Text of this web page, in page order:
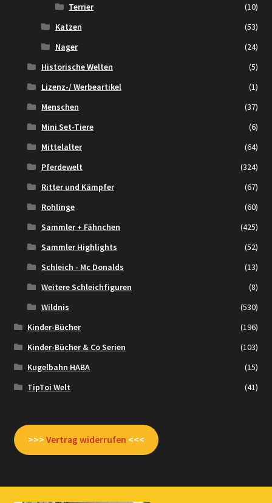
Terrier
(10)
Katzen
(53)
Nager
(24)
Historische Welten
(5)
Lizenz-/ Werbeartikel
(1)
Menschen
(37)
Mini Set-Tiere
(6)
Mittelalter
(64)
Pferdewelt
(324)
Ritter und Kämpfer
(67)
Rohlinge
(60)
Sammler + Fähnchen
(425)
Sammler Highlights
(52)
Schleich - Mc Donalds
(13)
Weitere Schleichfiguren
(8)
Wildnis
(530)
Kinder-Bücher
(196)
Kinder-Bücher & Co Serien
(103)
Kugelbahn HABA
(15)
TipToi Welt
(41)
>>> Vertrag widerrufen <<<